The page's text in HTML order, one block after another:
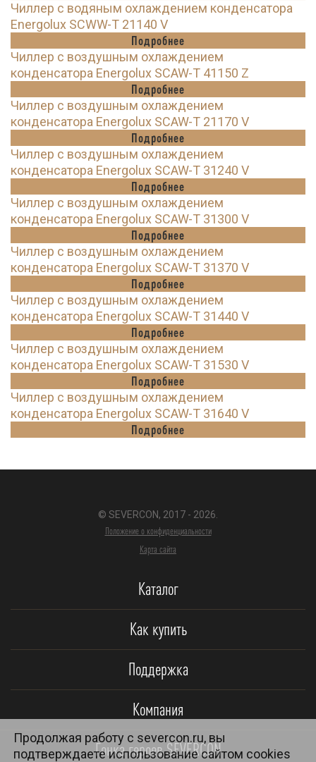
Чиллер с водяным охлаждением конденсатора
Energolux SCWW-T 21140 V
Подробнее
Чиллер с воздушным охлаждением
конденсатора Energolux SCAW-T 41150 Z
Подробнее
Чиллер с воздушным охлаждением
конденсатора Energolux SCAW-T 21170 V
Подробнее
Чиллер с воздушным охлаждением
конденсатора Energolux SCAW-T 31240 V
Подробнее
Чиллер с воздушным охлаждением
конденсатора Energolux SCAW-T 31300 V
Подробнее
Чиллер с воздушным охлаждением
конденсатора Energolux SCAW-T 31370 V
Подробнее
Чиллер с воздушным охлаждением
конденсатора Energolux SCAW-T 31440 V
Подробнее
Чиллер с воздушным охлаждением
конденсатора Energolux SCAW-T 31530 V
Подробнее
Чиллер с воздушным охлаждением
конденсатора Energolux SCAW-T 31640 V
Подробнее
© SEVERCON, 2017 - 2026.
Положение о конфиденциальности
Карта сайта
Каталог
Как купить
Поддержка
Компания
Гонка героев SEVERCON
Продолжая работу с severcon.ru, вы
подтверждаете использование сайтом cookies